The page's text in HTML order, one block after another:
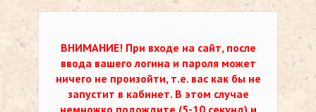
ВНИМАНИЕ! При входе на сайт, после
ввода вашего логина и пароля может
ничего не произойти, т.е. вас как бы не
запустит в кабинет. В этом случае
немножко подождите (5-10 секунд) и